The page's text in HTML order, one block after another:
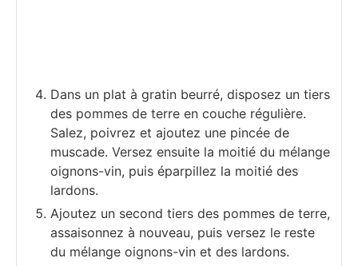
Dans un plat à gratin beurré, disposez un tiers
des pommes de terre en couche régulière.
Salez, poivrez et ajoutez une pincée de
muscade. Versez ensuite la moitié du mélange
oignons-vin, puis éparpillez la moitié des
lardons.
Ajoutez un second tiers des pommes de terre,
assaisonnez à nouveau, puis versez le reste
du mélange oignons-vin et des lardons.